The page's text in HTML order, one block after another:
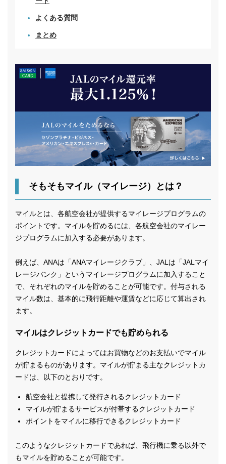
よくある質問
まとめ
そもそもマイル（マイレージ）とは？
マイルとは、各航空会社が提供するマイレージプログラムの
ポイントです。マイルを貯めるには、各航空会社のマイレー
ジプログラムに加入する必要があります。
例えば、ANAは「ANAマイレージクラブ」、JALは「JALマイ
レージバンク」というマイレージプログラムに加入すること
で、それぞれのマイルを貯めることが可能です。付与される
マイル数は、基本的に飛行距離や運賃などに応じて算出され
ます。
マイルはクレジットカードでも貯められる
クレジットカードによってはお買物などのお支払いでマイル
が貯まるものがあります。マイルが貯まる主なクレジットカ
ードは、以下のとおりです。
航空会社と提携して発行されるクレジットカード
マイルが貯まるサービスが付帯するクレジットカード
ポイントをマイルに移行できるクレジットカード
このようなクレジットカードであれば、飛行機に乗る以外で
もマイルを貯めることが可能です。